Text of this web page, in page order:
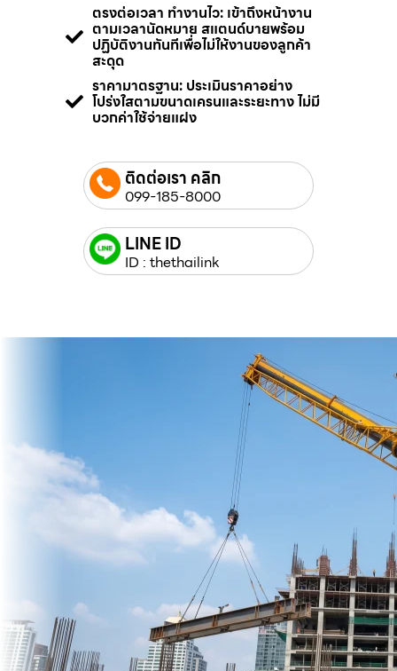
ตรงต่อเวลา ทำงานไว: เข้าถึงหน้างาน
ตามเวลานัดหมาย สแตนด์บายพร้อม
ปฏิบัติงานทันทีเพื่อไม่ให้งานของลูกค้า
สะดุด
ราคามาตรฐาน: ประเมินราคาอย่าง
โปร่งใสตามขนาดเครนและระยะทาง ไม่มี
บวกค่าใช้จ่ายแฝง
ติดต่อเรา คลิก
099-185-8000
LINE ID
ID : thethailink